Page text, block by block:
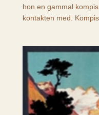
hon en gammal
kontakten med.